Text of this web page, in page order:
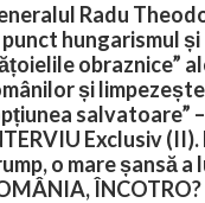
Radu
punct hungarismul și
obraznice”
și limpezește
salvatoare” –
Exclusiv
o mare șansă a
ÎNCOTRO?